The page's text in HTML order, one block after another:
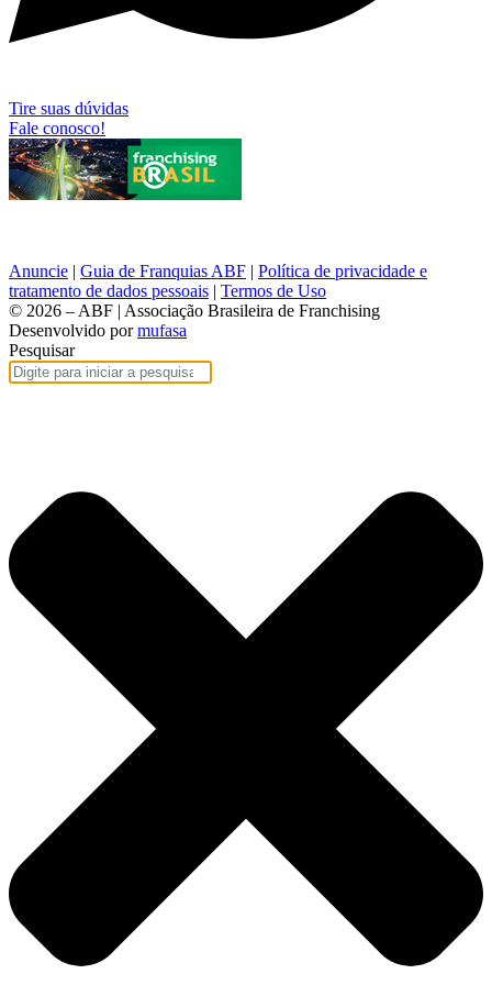
Tire suas dúvidas
Fale conosco!
Anuncie | Guia de Franquias ABF | Política de privacidade e
tratamento de dados pessoais | Termos de Uso
© 2026 – ABF | Associação Brasileira de Franchising
Desenvolvido pormufasa
Pesquisar